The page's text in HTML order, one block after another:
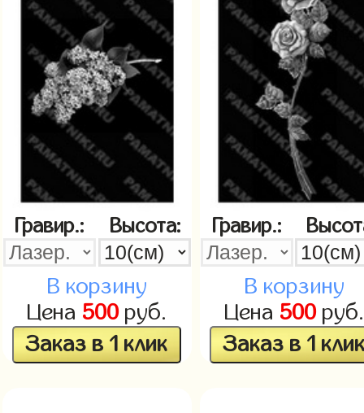
Гравир.: Высота:
В корзину
Цена 500руб.
Заказ в 1 клик
Гравир.:
В корзину
Цена 500руб.
Заказ в 1